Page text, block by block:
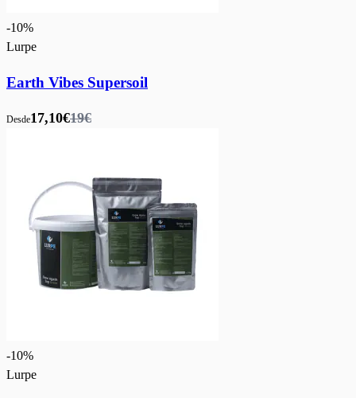
-10%
Lurpe
Earth Vibes Supersoil
Desde17,10€19€
-10%
Lurpe